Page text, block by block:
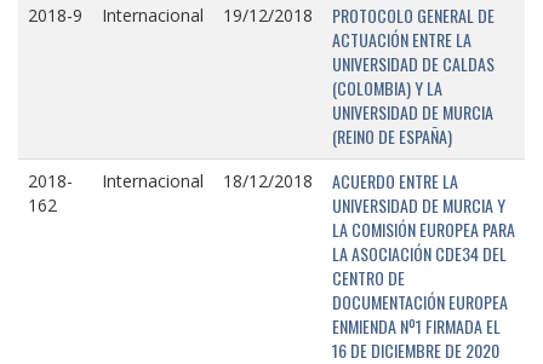
2018-9 Internacional 19/12/2018
PROTOCOLO GENERAL DE
ACTUACIÓN ENTRE LA
UNIVERSIDAD DE CALDAS
(COLOMBIA) Y LA
UNIVERSIDAD DE MURCIA
(REINO DE ESPAÑA)
2018-
162
Internacional 18/12/2018
ACUERDO ENTRE LA
UNIVERSIDAD DE MURCIA Y
LA COMISIÓN EUROPEA PARA
LA ASOCIACIÓN CDE34 DEL
CENTRO DE
DOCUMENTACIÓN EUROPEA
ENMIENDA Nº1 FIRMADA EL
16 DE DICIEMBRE DE 2020